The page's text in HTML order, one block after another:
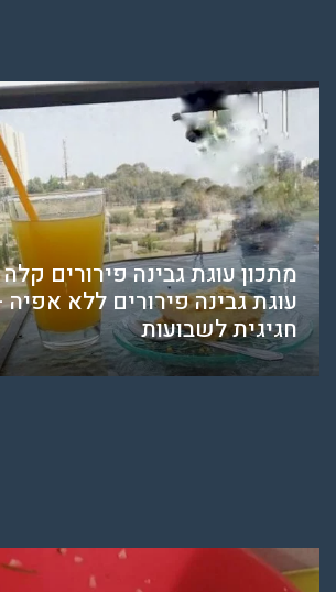
מתכון עוגת גבינה פירורים
עוגת גבינה פירורים ללא אפיה
חגיגית לשבועות